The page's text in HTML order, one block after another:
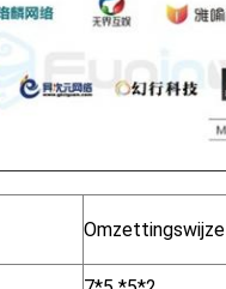
Omzettingswijze